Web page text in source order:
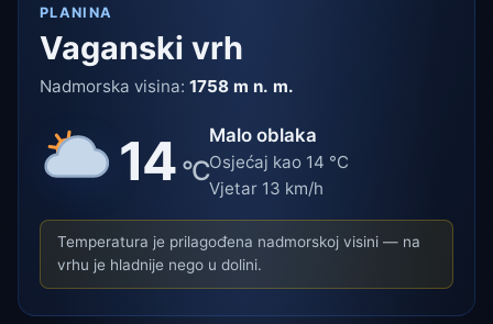
PLANINA
Vaganski vrh
Nadmorska visina:1758 m n. m.
14 °C
Malo oblaka
Osjećaj kao 14 °C
Vjetar 13 km/h
Temperatura je prilagođena nadmorskoj visini — na
vrhu je hladnije nego u dolini.